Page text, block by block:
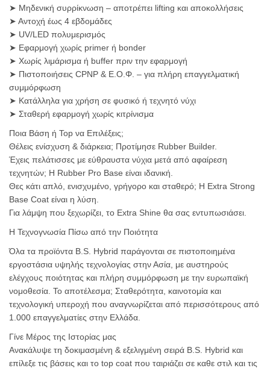
➤ Μηδενική συρρίκνωση – αποτρέπει lifting και αποκολλήσεις
➤ Αντοχή έως 4 εβδομάδες
➤ UV/LED πολυμερισμός
➤ Εφαρμογή χωρίς primer ή bonder
➤ Χωρίς λιμάρισμα ή buffer πριν την εφαρμογή
➤ Πιστοποιήσεις CPNP & Ε.Ο.Φ. – για πλήρη επαγγελματική
συμμόρφωση
➤ Κατάλληλα για χρήση σε φυσικό ή τεχνητό νύχι
➤ Σταθερή εφαρμογή χωρίς κιτρίνισμα
Ποια Βάση ή Top να Επιλέξεις;
Θέλεις ενίσχυση & διάρκεια; Προτίμησε Rubber Builder.
Έχεις πελάτισσες με εύθραυστα νύχια μετά από αφαίρεση
τεχνητών; Η Rubber Pro Base είναι ιδανική.
Θες κάτι απλό, ενισχυμένο, γρήγορο και σταθερό; Η Extra Strong
Base Coat είναι η λύση.
Για λάμψη που ξεχωρίζει, το Extra Shine θα σας εντυπωσιάσει.
Η Τεχνογνωσία Πίσω από την Ποιότητα
Όλα τα προϊόντα B.S. Hybrid παράγονται σε πιστοποιημένα
εργοστάσια υψηλής τεχνολογίας στην Ασία, με αυστηρούς
ελέγχους ποιότητας και πλήρη συμμόρφωση με την ευρωπαϊκή
νομοθεσία. Το αποτέλεσμα; Σταθερότητα, καινοτομία και
τεχνολογική υπεροχή που αναγνωρίζεται από περισσότερους από
1.000 επαγγελματίες στην Ελλάδα.
Γίνε Μέρος της Ιστορίας μας
Ανακάλυψε τη δοκιμασμένη & εξελιγμένη σειρά B.S. Hybrid και
επίλεξε τις βάσεις και τo top coat που ταιριάζει σε καθε στιλ και τις